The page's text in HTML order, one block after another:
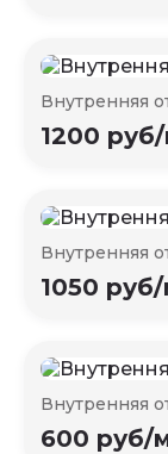
Внутренняя
1200
Внутренняя
1050
Внутренняя
600 руб/